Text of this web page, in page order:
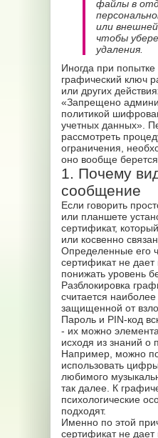
файлы в
или
чтобы
удаления.
Иногда при попытке
графический ключ
или других
«Запрещено
политикой
учетных данных».
рассмотреть
ограничения,
оно вообще берется.
1. Почему
сообщение
Если говорить
или планшете
сертификат,
или косвенно
Определенные его
сертификат не дает
понижать уровень
Разблокировка
считается
защищенной от
Пароль и PIN-код
- их можно
исходя из знаний о
Например, можно
использовать
любимого
так далее. К
психологические
подходят.
Именно по этой
сертификат не дает